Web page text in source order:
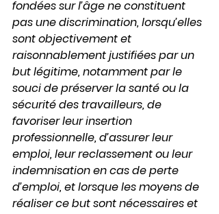
fondées sur l’âge ne constituent
pas une discrimination, lorsqu’elles
sont objectivement et
raisonnablement justifiées par un
but légitime, notamment par le
souci de préserver la santé ou la
sécurité des travailleurs, de
favoriser leur insertion
professionnelle, d’assurer leur
emploi, leur reclassement ou leur
indemnisation en cas de perte
d’emploi, et lorsque les moyens de
réaliser ce but sont nécessaires et